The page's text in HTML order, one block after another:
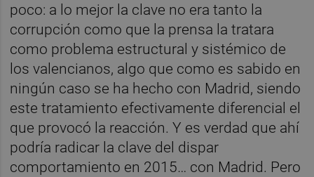
poco: a lo mejor la clave no era tanto la
corrupción como que la prensa la tratara
como problema estructural y sistémico de
los valencianos, algo que como es sabido en
ningún caso se ha hecho con Madrid, siendo
este tratamiento efectivamente diferencial el
que provocó la reacción. Y es verdad que ahí
podría radicar la clave del dispar
comportamiento en 2015… con Madrid. Pero